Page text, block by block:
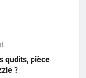
qudits, pièce
?